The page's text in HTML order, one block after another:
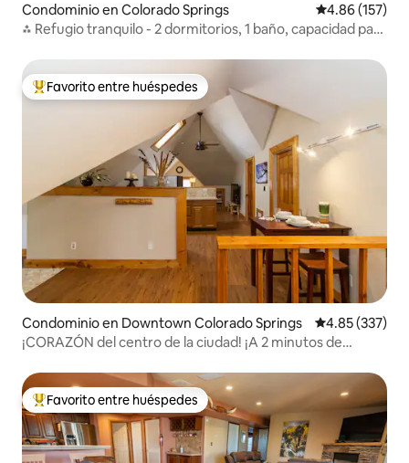
Condominio en Colorado Springs Calificación
4.86 (157)
⁂ Refugio tranquilo - 2 dormitorios, 1 baño, capacidad para
De los mejores en Favorito entre huéspedes
Favorito entre huéspedes
Condominio en Downtown Colorado Springs Calificación
4.85 (337)
¡CORAZÓN del centro de la ciudad! ¡A 2 minutos de
De los mejores en Favorito entre huéspedes
Favorito entre huéspedes